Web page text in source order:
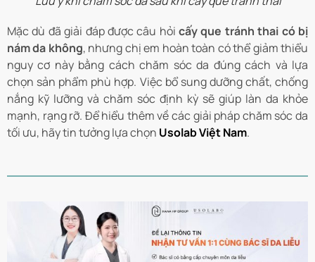
Mặc dù đã giải đáp được câu hỏicấy que tránh thai có bị
nám da không, nhưng chị em hoàn toàn có thể giảm thiểu
nguy cơ này bằng cách chăm sóc da đúng cách và lựa
chọn sản phẩm phù hợp. Việc bổ sung dưỡng chất, chống
nắng kỹ lưỡng và chăm sóc định kỳ sẽ giúp làn da khỏe
mạnh, rạng rỡ. Để hiểu thêm về các giải pháp chăm sóc da
tối ưu, hãy tin tưởng lựa chọn Usolab Việt Nam.